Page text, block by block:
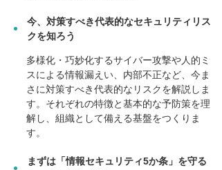
今、対策すべき代表的なセキュリティリス
クを知ろう
多様化・巧妙化するサイバー攻撃や人的ミ
スによる情報漏えい、内部不正など、今ま
さに対策すべき代表的なリスクを解説しま
す。それぞれの特徴と基本的な予防策を理
解し、組織として備える基盤をつくりま
す。
まずは「情報セキュリティ5か条」を守る